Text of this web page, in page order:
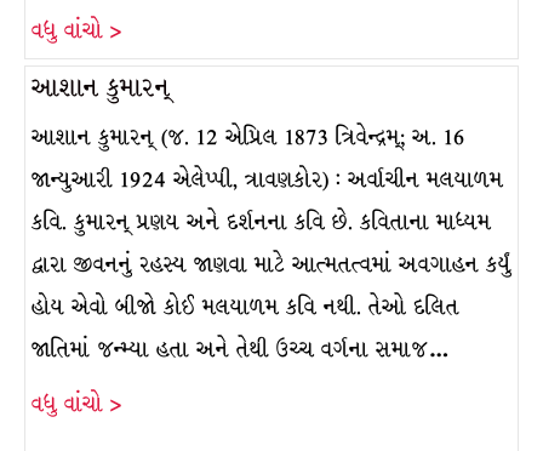
વધુ વાંચો >
આશાન કુમારન્
આશાન કુમારન્ (જ. 12 એપ્રિલ 1873 ત્રિવેન્દ્રમ્; અ. 16
જાન્યુઆરી 1924 એલેપ્પી, ત્રાવણકોર) : અર્વાચીન મલયાળમ
કવિ. કુમારન્ પ્રણય અને દર્શનના કવિ છે. કવિતાના માધ્યમ
દ્વારા જીવનનું રહસ્ય જાણવા માટે આત્મતત્વમાં અવગાહન કર્યું
હોય એવો બીજો કોઈ મલયાળમ કવિ નથી. તેઓ દલિત
જાતિમાં જન્મ્યા હતા અને તેથી ઉચ્ચ વર્ગના સમાજ…
વધુ વાંચો >